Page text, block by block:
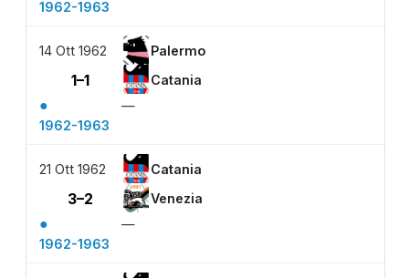
1962-1963
14 Ott 1962 Palermo
1–1 Catania
●
—
1962-1963
21 Ott 1962 Catania
3–2 Venezia
●
—
1962-1963